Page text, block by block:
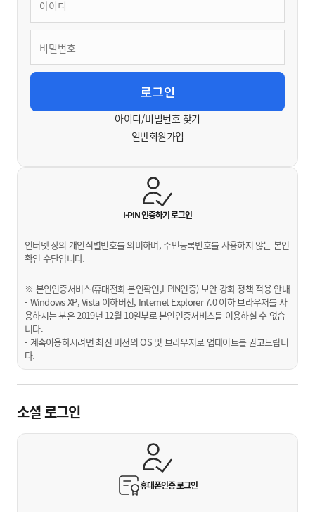
아이디/비밀번호 찾기
일반회원가입
I-PIN 인증하기로그인
인터넷 상의 개인식별번호를 의미하며, 주민등록번호를 사용하지 않는 본인
확인 수단입니다.
※ 본인인증서비스(휴대전화 본인확인,I-PIN인증) 보안 강화 정책 적용 안내
- Windows XP, Vista 이하버전, Internet Explorer 7.0 이하 브라우저를 사
용하시는 분은 2019년 12월 10일부로 본인인증서비스를 이용하실 수 없습
니다.
- 계속이용하시려면 최신 버전의 OS 및 브라우저로 업데이트를 권고드립니
다.
소셜 로그인
휴대폰인증로그인